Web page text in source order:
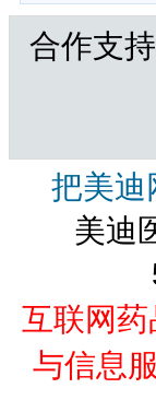
合作支持
把美迪
美迪
互联网
与信息